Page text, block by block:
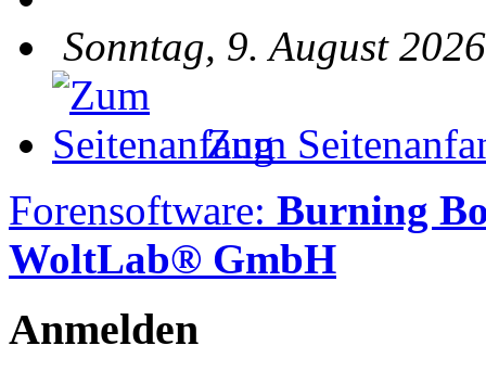
Sonntag, 9. August
Zum
Forensoftware: Burning
WoltLab® GmbH
Anmelden